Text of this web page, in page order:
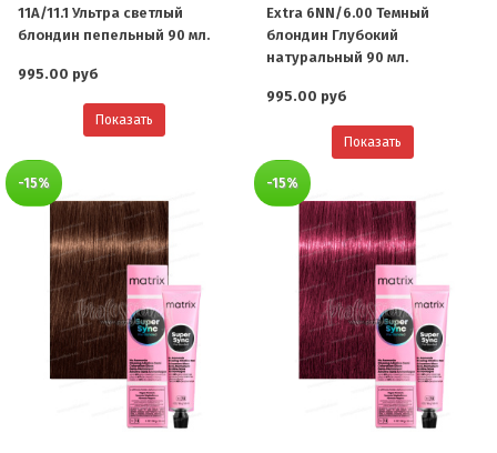
11A/11.1 Ультра светлый
блондин пепельный 90 мл.
995.00 руб
Показать
Extra 6NN/6.00 Темный
блондин Глубокий
натуральный 90 мл.
995.00 руб
Показать
-15% -15%